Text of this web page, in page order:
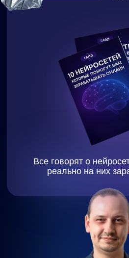
Антон Бочкарев
Эксперт по удаленной работе с
12-летним опытом;
Официальный спикер
Московской Торгово-
Промышленной палаты.
ПРАКТИКУМ
ОТ ОНЛАЙН-
ИЗ ТОП-1%ПО
ВЕРСИИGETCOURSE